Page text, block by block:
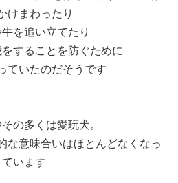
けまわったり
を追い立てたり
することを防ぐために
ていたのだそうです
の多くは愛玩犬。
な意味合いはほとんどなくなっ
ています